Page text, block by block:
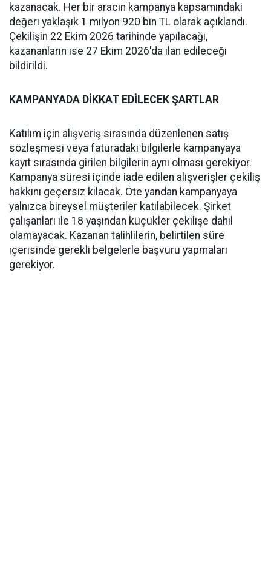
kazanacak. Her bir aracın kampanya kapsamındaki
değeri yaklaşık 1 milyon 920 bin TL olarak açıklandı.
Çekilişin 22 Ekim 2026 tarihinde yapılacağı,
kazananların ise 27 Ekim 2026'da ilan edileceği
bildirildi.
KAMPANYADA DİKKAT EDİLECEK ŞARTLAR
Katılım için alışveriş sırasında düzenlenen satış
sözleşmesi veya faturadaki bilgilerle kampanyaya
kayıt sırasında girilen bilgilerin aynı olması gerekiyor.
Kampanya süresi içinde iade edilen alışverişler çekiliş
hakkını geçersiz kılacak. Öte yandan kampanyaya
yalnızca bireysel müşteriler katılabilecek. Şirket
çalışanları ile 18 yaşından küçükler çekilişe dahil
olamayacak. Kazanan talihlilerin, belirtilen süre
içerisinde gerekli belgelerle başvuru yapmaları
gerekiyor.